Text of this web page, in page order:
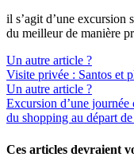
il s’agit d’une excursion
du meilleur de manière
Un autre article ?
Visite privée : Santos et
Un autre article ?
Excursion d’une
du shopping au départ
Ces articles devraient